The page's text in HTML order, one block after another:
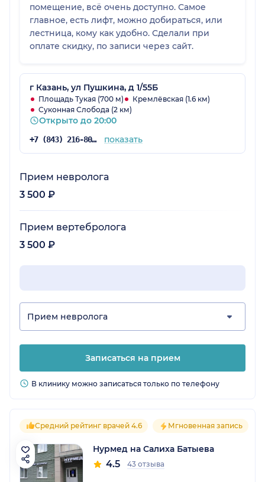
помещение, всё очень доступно. Самое
главное, есть лифт, можно добираться, или
лестница, кому как удобно. Сделали при
оплате скидку, по записи через сайт.
г Казань, ул Пушкина, д 1/55Б
Площадь Тукая (700 м)
Кремлёвская (1.6 км)
Суконная Слобода (2 км)
Открыто до 20:00
+7 (843) 216-80-38 показать
Прием невролога
3 500 ₽
Прием вертебролога
3 500 ₽
Прием невролога
Записаться на прием
В клинику можно записаться только по телефону
Средний рейтинг врачей 4.6 Мгновенная запись
Нурмед на Салиха Батыева
4.5 43 отзыва